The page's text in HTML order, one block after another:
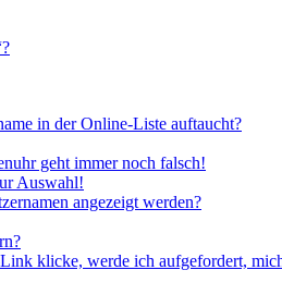
in der Online-Liste auftaucht?
geht immer noch falsch!
Auswahl!
angezeigt werden?
klicke, werde ich aufgefordert,